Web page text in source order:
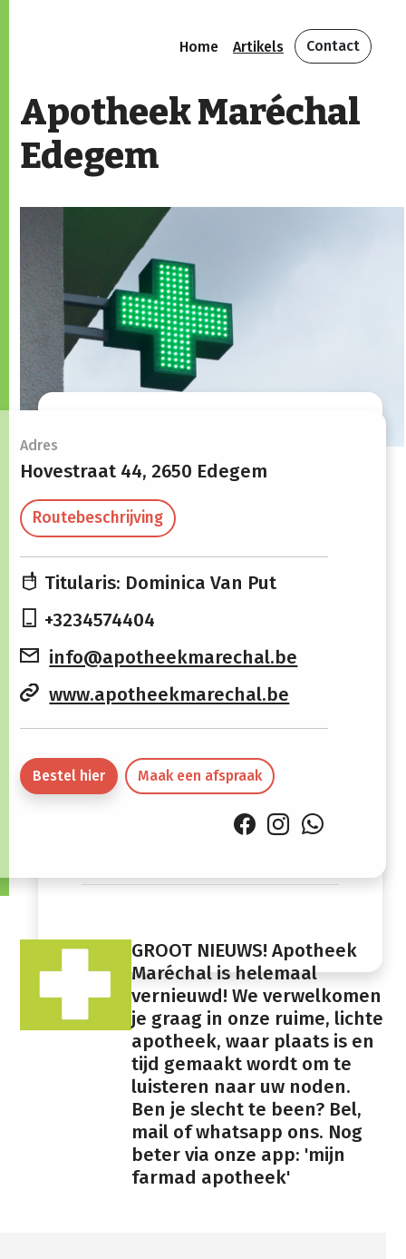
Home Artikels Contact
Adres
Hovestraat 44, 2650 Edegem
Routebeschrijving
Titularis: Dominica Van Put
+3234574404
info@apotheekmarechal.be
www.apotheekmarechal.be
Bestel hier Maak een afspraak
Apotheek Maréchal
Edegem
Maandag
12:30
Woensdag
12:30
Donderdag
09:00 -
12:30
18:30
Vrijdag
09:00 -
12:30
Gesloten
GROOT NIEUWS! Apotheek
Maréchal is helemaal
vernieuwd! We verwelkomen
je graag in onze ruime, lichte
apotheek, waar plaats is en
tijd gemaakt wordt om te
luisteren naar uw noden.
Ben je slecht te been? Bel,
mail of whatsapp ons. Nog
beter via onze app: 'mijn
farmad apotheek'